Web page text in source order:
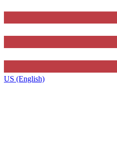
US (English)